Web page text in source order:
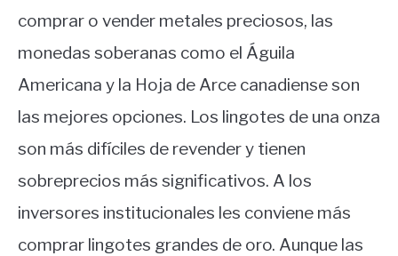
comprar o vender metales preciosos, las
monedas soberanas como el Águila
Americana y la Hoja de Arce canadiense son
las mejores opciones. Los lingotes de una onza
son más difíciles de revender y tienen
sobreprecios más significativos. A los
inversores institucionales les conviene más
comprar lingotes grandes de oro. Aunque las